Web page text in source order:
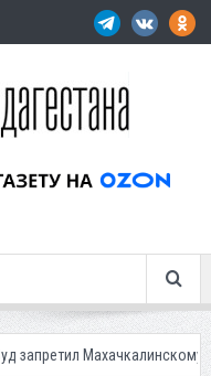
мясокомбинату